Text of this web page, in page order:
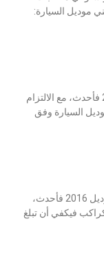
موديل السيارة:
يشترط تطبيق جيني أن يكون موديل سيارتك 2016 فأحدث، مع الالتزام
السيارة وفق
لقبولك في جيني كسائق يجب أن تكون سيارتك موديل 2016 فأحدث،
أما كراكب فيكفي أن تبلغ